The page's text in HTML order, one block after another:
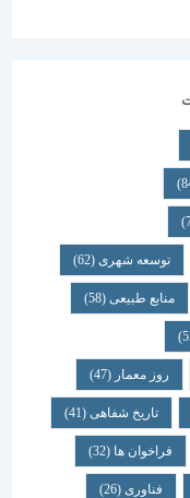
شهری(62)
طبیعی(58)
(47)
شفاهی (41)
ها (32)
(26)